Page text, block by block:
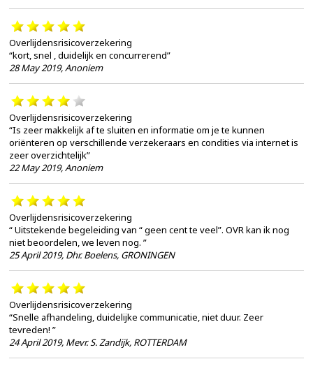
Overlijdensrisicoverzekering
“kort, snel , duidelijk en concurrerend”
28 May 2019,Anoniem
Overlijdensrisicoverzekering
“Is zeer makkelijk af te sluiten en informatie om je te kunnen
oriënteren op verschillende verzekeraars en condities via internet is
zeer overzichtelijk”
22 May 2019,Anoniem
Overlijdensrisicoverzekering
“ Uitstekende begeleiding van “ geen cent te veel”. OVR kan ik nog
niet beoordelen, we leven nog. ”
25 April 2019, Dhr. Boelens, GRONINGEN
Overlijdensrisicoverzekering
“Snelle afhandeling, duidelijke communicatie, niet duur. Zeer
tevreden! ”
24 April 2019, Mevr. S. Zandijk, ROTTERDAM